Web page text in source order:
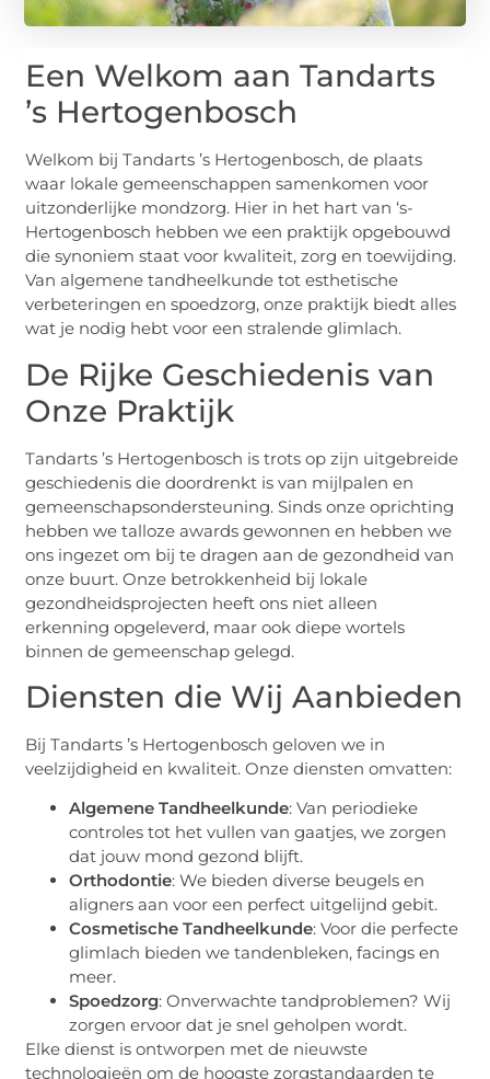
Een Welkom aan Tandarts
’s Hertogenbosch
Welkom bij Tandarts ’s Hertogenbosch, de plaats
waar lokale gemeenschappen samenkomen voor
uitzonderlijke mondzorg. Hier in het hart van ‘s-
Hertogenbosch hebben we een praktijk opgebouwd
die synoniem staat voor kwaliteit, zorg en toewijding.
Van algemene tandheelkunde tot esthetische
verbeteringen en spoedzorg, onze praktijk biedt alles
wat je nodig hebt voor een stralende glimlach.
De Rijke Geschiedenis van
Onze Praktijk
Tandarts ’s Hertogenbosch is trots op zijn uitgebreide
geschiedenis die doordrenkt is van mijlpalen en
gemeenschapsondersteuning. Sinds onze oprichting
hebben we talloze awards gewonnen en hebben we
ons ingezet om bij te dragen aan de gezondheid van
onze buurt. Onze betrokkenheid bij lokale
gezondheidsprojecten heeft ons niet alleen
erkenning opgeleverd, maar ook diepe wortels
binnen de gemeenschap gelegd.
Diensten die Wij Aanbieden
Bij Tandarts ’s Hertogenbosch geloven we in
veelzijdigheid en kwaliteit. Onze diensten omvatten:
Algemene Tandheelkunde: Van periodieke
controles tot het vullen van gaatjes, we zorgen
dat jouw mond gezond blijft.
Orthodontie: We bieden diverse beugels en
aligners aan voor een perfect uitgelijnd gebit.
Cosmetische Tandheelkunde: Voor die perfecte
glimlach bieden we tandenbleken, facings en
meer.
Spoedzorg: Onverwachte tandproblemen? Wij
zorgen ervoor dat je snel geholpen wordt.
Elke dienst is ontworpen met de nieuwste
technologieën om de hoogste zorgstandaarden te